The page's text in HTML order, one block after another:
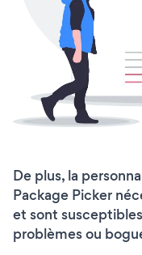
De plus, la
Package Picker
et sont
problèmes ou